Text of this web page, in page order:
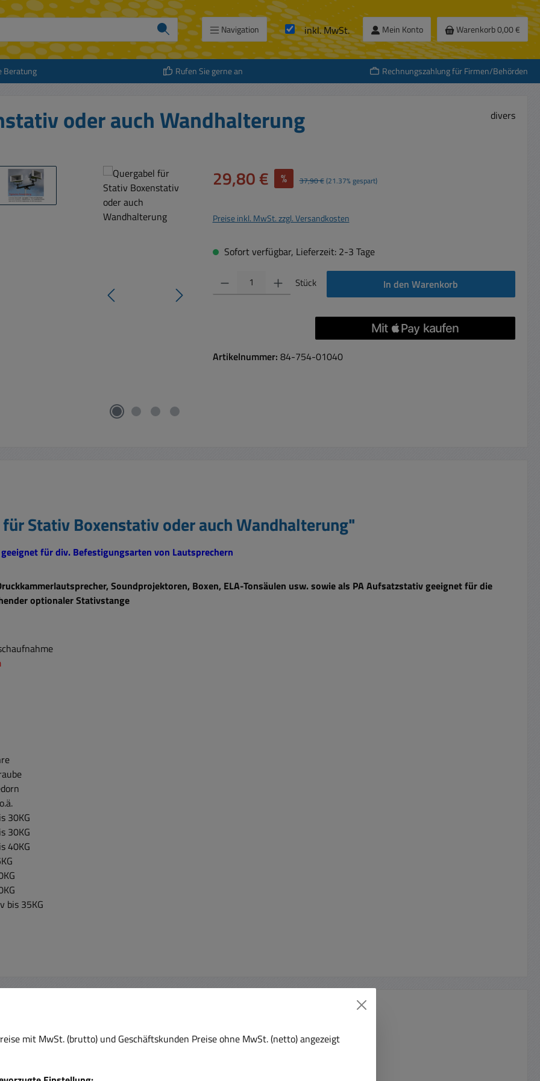
Navigation inkl. MwSt. Mein Konto Warenkorb0,00 €
Beratung Rufen Sie gerne an Rechnungszahlung für Firmen/Behörden
oder auch Wandhalterung divers
Verkaufspreis:
29,80 € % Regulärer Preis:
37,90 €(21.37% gespart)
Preise inkl. MwSt. zzgl. Versandkosten
Sofort verfügbar, Lieferzeit: 2-3 Tage
Produkt Anzahl: Gib den gewünschten Wert ein oder benutze die Schaltflächen um die
Stück In den Warenkorb
Artikelnummer: 84-754-01040
Stativ Boxenstativ oder auch Wandhalterung"
für div. Befestigungsarten von Lautsprechern
Soundprojektoren, Boxen, ELA-Tonsäulen usw. sowie als PA Aufsatzstativ geeignet für die
optionaler Stativstange
30KG
30KG
40KG
bis 35KG
mit MwSt. (brutto) und Geschäftskunden Preise ohne MwSt. (netto) angezeigt